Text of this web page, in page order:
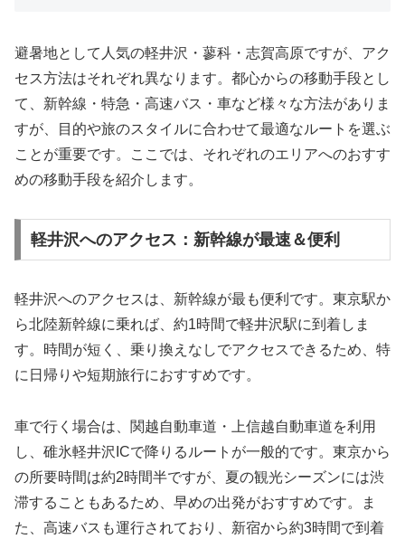
避暑地として人気の軽井沢・蓼科・志賀高原ですが、アク
セス方法はそれぞれ異なります。都心からの移動手段とし
て、新幹線・特急・高速バス・車など様々な方法がありま
すが、目的や旅のスタイルに合わせて最適なルートを選ぶ
ことが重要です。ここでは、それぞれのエリアへのおすす
めの移動手段を紹介します。
軽井沢へのアクセス：新幹線が最速＆便利
軽井沢へのアクセスは、新幹線が最も便利です。東京駅か
ら北陸新幹線に乗れば、約1時間で軽井沢駅に到着しま
す。時間が短く、乗り換えなしでアクセスできるため、特
に日帰りや短期旅行におすすめです。
車で行く場合は、関越自動車道・上信越自動車道を利用
し、碓氷軽井沢ICで降りるルートが一般的です。東京から
の所要時間は約2時間半ですが、夏の観光シーズンには渋
滞することもあるため、早めの出発がおすすめです。ま
た、高速バスも運行されており、新宿から約3時間で到着